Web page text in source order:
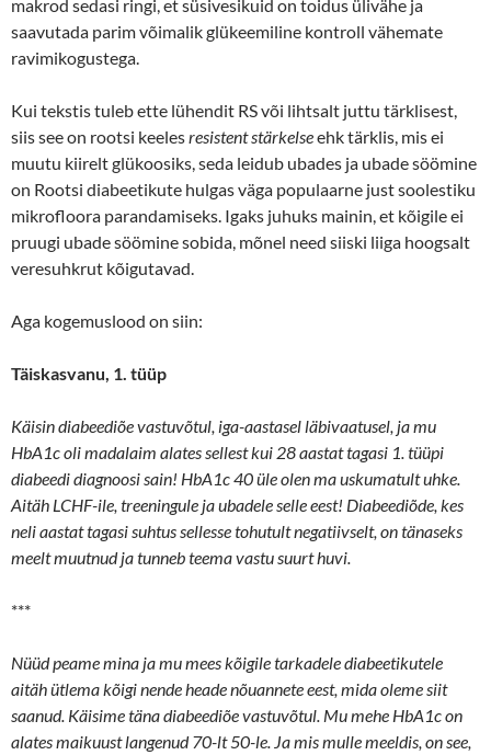
makrod sedasi ringi, et süsivesikuid on toidus ülivähe ja
saavutada parim võimalik glükeemiline kontroll vähemate
ravimikogustega.
Kui tekstis tuleb ette lühendit RS või lihtsalt juttu tärklisest,
siis see on rootsi keelesresistent stärkelseehk tärklis, mis ei
muutu kiirelt glükoosiks, seda leidub ubades ja ubade söömine
on Rootsi diabeetikute hulgas väga populaarne just soolestiku
mikrofloora parandamiseks. Igaks juhuks mainin, et kõigile ei
pruugi ubade söömine sobida, mõnel need siiski liiga hoogsalt
veresuhkrut kõigutavad.
Aga kogemuslood on siin:
Täiskasvanu, 1. tüüp
Käisin diabeediõe vastuvõtul, iga-aastasel läbivaatusel, ja mu
HbA1c oli madalaim alates sellest kui 28 aastat tagasi 1. tüüpi
diabeedi diagnoosi sain! HbA1c 40 üle olen ma uskumatult uhke.
Aitäh LCHF-ile, treeningule ja ubadele selle eest! Diabeediõde, kes
neli aastat tagasi suhtus sellesse tohutult negatiivselt, on tänaseks
meelt muutnud ja tunneb teema vastu suurt huvi.
***
Nüüd peame mina ja mu mees kõigile tarkadele diabeetikutele
aitäh ütlema kõigi nende heade nõuannete eest, mida oleme siit
saanud. Käisime täna diabeediõe vastuvõtul. Mu mehe HbA1c on
alates maikuust langenud 70-lt 50-le. Ja mis mulle meeldis, on see,